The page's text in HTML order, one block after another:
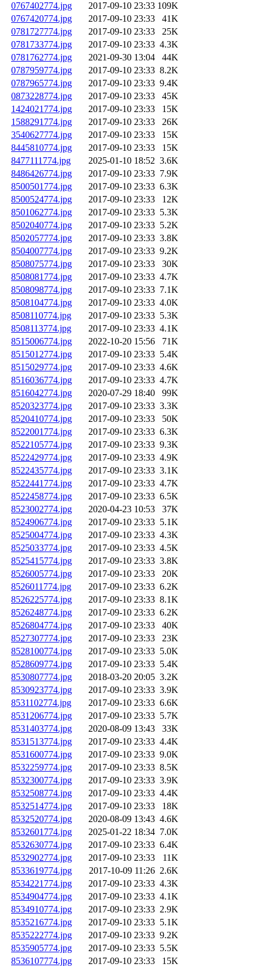
0767402774.jpg
2017-09-10 23:33 109K
0767420774.jpg
2017-09-10 23:33
41K
0781727774.jpg
2017-09-10 23:33
25K
0781733774.jpg
2017-09-10 23:33 4.3K
0781762774.jpg
2021-09-30 13:04
44K
0787959774.jpg
2017-09-10 23:33 8.2K
0787965774.jpg
2017-09-10 23:33 9.4K
0873228774.jpg
2017-09-10 23:33
45K
1424021774.jpg
2017-09-10 23:33
15K
1588291774.jpg
2017-09-10 23:33
26K
3540627774.jpg
2017-09-10 23:33
15K
8445810774.jpg
2017-09-10 23:33
15K
8477111774.jpg
2025-01-10 18:52 3.6K
8486426774.jpg
2017-09-10 23:33 7.9K
8500501774.jpg
2017-09-10 23:33 6.3K
8500524774.jpg
2017-09-10 23:33
12K
8501062774.jpg
2017-09-10 23:33 5.3K
8502040774.jpg
2017-09-10 23:33 5.2K
8502057774.jpg
2017-09-10 23:33 3.8K
8504007774.jpg
2017-09-10 23:33 9.2K
8508075774.jpg
2017-09-10 23:33
30K
8508081774.jpg
2017-09-10 23:33 4.7K
8508098774.jpg
2017-09-10 23:33 7.1K
8508104774.jpg
2017-09-10 23:33 4.0K
8508110774.jpg
2017-09-10 23:33 5.3K
8508113774.jpg
2017-09-10 23:33 4.1K
8515006774.jpg
2022-10-20 15:56
71K
8515012774.jpg
2017-09-10 23:33 5.4K
8515029774.jpg
2017-09-10 23:33 4.6K
8516036774.jpg
2017-09-10 23:33 4.7K
8516042774.jpg
2020-07-29 18:40
99K
8520323774.jpg
2017-09-10 23:33 3.3K
8520410774.jpg
2017-09-10 23:33
50K
8522001774.jpg
2017-09-10 23:33 6.3K
8522105774.jpg
2017-09-10 23:33 9.3K
8522429774.jpg
2017-09-10 23:33 4.9K
8522435774.jpg
2017-09-10 23:33 3.1K
8522441774.jpg
2017-09-10 23:33 4.7K
8522458774.jpg
2017-09-10 23:33 6.5K
8523002774.jpg
2020-04-23 10:53
37K
8524906774.jpg
2017-09-10 23:33 5.1K
8525004774.jpg
2017-09-10 23:33 4.3K
8525033774.jpg
2017-09-10 23:33 4.5K
8525415774.jpg
2017-09-10 23:33 3.8K
8526005774.jpg
2017-09-10 23:33
20K
8526011774.jpg
2017-09-10 23:33 6.2K
8526225774.jpg
2017-09-10 23:33 8.1K
8526248774.jpg
2017-09-10 23:33 6.2K
8526804774.jpg
2017-09-10 23:33
40K
8527307774.jpg
2017-09-10 23:33
23K
8528100774.jpg
2017-09-10 23:33 5.0K
8528609774.jpg
2017-09-10 23:33 5.4K
8530807774.jpg
2018-03-20 20:05 3.2K
8530923774.jpg
2017-09-10 23:33 3.9K
8531102774.jpg
2017-09-10 23:33 6.6K
8531206774.jpg
2017-09-10 23:33 5.7K
8531403774.jpg
2020-08-09 13:43
33K
8531513774.jpg
2017-09-10 23:33 4.4K
8531600774.jpg
2017-09-10 23:33 9.0K
8532259774.jpg
2017-09-10 23:33 8.5K
8532300774.jpg
2017-09-10 23:33 3.9K
8532508774.jpg
2017-09-10 23:33 4.4K
8532514774.jpg
2017-09-10 23:33
18K
8532520774.jpg
2020-08-09 13:43 4.6K
8532601774.jpg
2025-01-22 18:34 7.0K
8532630774.jpg
2017-09-10 23:33 6.4K
8532902774.jpg
2017-09-10 23:33
11K
8533619774.jpg
2017-10-09 11:26 2.6K
8534221774.jpg
2017-09-10 23:33 4.3K
8534904774.jpg
2017-09-10 23:33 4.1K
8534910774.jpg
2017-09-10 23:33 2.9K
8535216774.jpg
2017-09-10 23:33 5.1K
8535222774.jpg
2017-09-10 23:33 9.2K
8535905774.jpg
2017-09-10 23:33 5.5K
8536107774.jpg
2017-09-10 23:33
15K